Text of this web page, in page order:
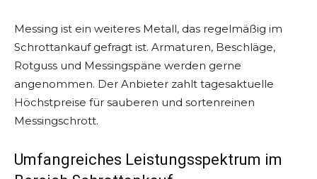
Messing ist ein weiteres Metall, das regelmäßig im
Schrottankauf gefragt ist. Armaturen, Beschläge,
Rotguss und Messingspäne werden gerne
angenommen. Der Anbieter zahlt tagesaktuelle
Höchstpreise für sauberen und sortenreinen
Messingschrott.
Umfangreiches Leistungsspektrum im